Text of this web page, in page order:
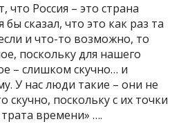
что Россия – это страна
сказал, что это как раз та
и что-то возможно, то
поскольку для нашего
– слишком скучно… и
У нас люди такие – они не
скучно, поскольку с их точки
трата времени» ….